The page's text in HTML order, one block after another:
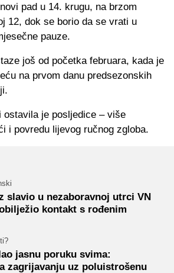
pad u 14. krugu, na brzom
12, dok se borio da se vrati u
pauze.
još od početka februara, kada je
na prvom danu predsezonskih
ostavila je posljedice – više
i povredu lijevog ručnog zgloba.
slavio u nezaboravnoj utrci VN
kontakt s rođenim
jasnu poruku svima:
zagrijavanju uz poluistrošenu